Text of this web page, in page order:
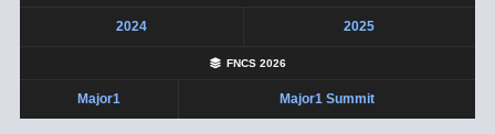
2024 2025
FNCS 2026
Major1 Major1 Summit